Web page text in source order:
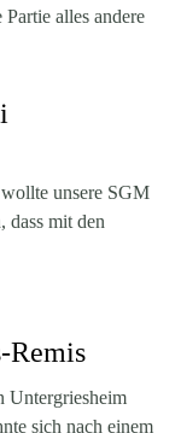
alles andere
unsere SGM
dass mit den
Remis
Untergriesheim
sich nach einem